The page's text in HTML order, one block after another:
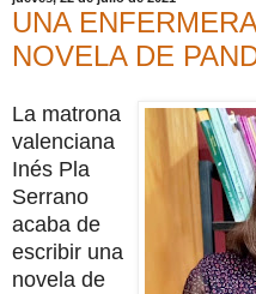
UNA
NOVELA DE
La matrona
valenciana
Inés Pla
Serrano
acaba de
escribir una
novela de